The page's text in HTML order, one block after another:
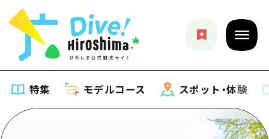
特集 モデルコース スポット・体験